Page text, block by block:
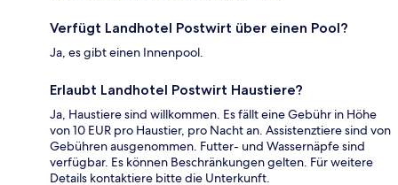
Verfügt Landhotel Postwirt über einen Pool?
Ja, es gibt einen Innenpool.
Erlaubt Landhotel Postwirt Haustiere?
Ja, Haustiere sind willkommen. Es fällt eine Gebühr in Höhe
von 10 EUR pro Haustier, pro Nacht an. Assistenztiere sind von
Gebühren ausgenommen. Futter- und Wassernäpfe sind
verfügbar. Es können Beschränkungen gelten. Für weitere
Details kontaktiere bitte die Unterkunft.